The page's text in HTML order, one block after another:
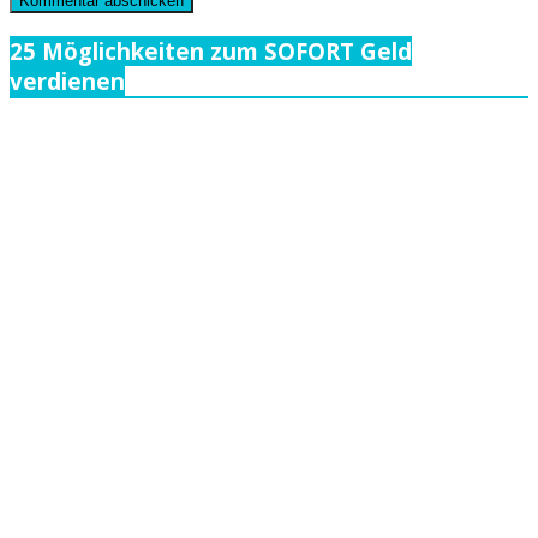
25 Möglichkeiten zum SOFORT Geld
verdienen